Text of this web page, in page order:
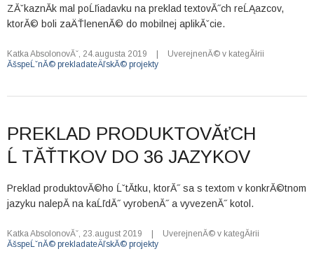
ZĂˇkaznĂ­k mal poĹľiadavku na preklad textovĂ˝ch reĹĄazcov,
ktorĂ© boli zaÄŤlenenĂ© do mobilnej aplikĂˇcie.
Katka AbsolonovĂˇ, 24.augusta 2019
UverejnenĂ© v kategĂłrii
ĂšspeĹˇnĂ© prekladateÄľskĂ© projekty
PREKLAD PRODUKTOVĂťCH
Ĺ TĂŤTKOV DO 36 JAZYKOV
Preklad produktovĂ©ho ĹˇtĂ­tku, ktorĂ˝ sa s textom v konkrĂ©tnom
jazyku nalepĂ­ na kaĹľdĂ˝ vyrobenĂ˝ a vyvezenĂ˝ kotol.
Katka AbsolonovĂˇ, 23.august 2019
UverejnenĂ© v kategĂłrii
ĂšspeĹˇnĂ© prekladateÄľskĂ© projekty